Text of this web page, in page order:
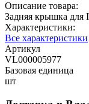
Описание товара:
Задняя крышка для
Характеристики:
Все характеристики
Артикул
VL000005977
Базовая единица
шт